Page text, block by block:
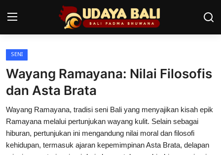
Home
Pura
Desa Adat
Tradisi
Kearifan lokal
SENI
Wayang Ramayana: Nilai Filosofis
dan Asta Brata
Wayang Ramayana, tradisi seni Bali yang menyajikan kisah epik
Ramayana melalui pertunjukan wayang kulit. Selain sebagai
hiburan, pertunjukan ini mengandung nilai moral dan filosofi
kehidupan, termasuk ajaran kepemimpinan Asta Brata, delapan